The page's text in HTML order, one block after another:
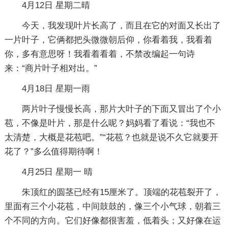
4月12日 星期二晴
今天，我发现叶片长高了，而且在它的对面又长出了
一片叶子，它俩都把头微微朝后仰，你看着我，我看着
你，多有意思呀！我看着看着，不禁改编起一句诗
来：“商片叶子相对出。”
4月18日 星期一雨
两片叶子慢慢长高，那片大叶子的下面又冒出了个小
苞，不像是叶片，那是什么呢？妈妈看了看说：“我也不
太清楚，大概是花苞吧。”“花苞？也就是说不久它就要开
花了？”多么值得期待啊！
4月25日 星期一 晴
朱顶红的圆茎已经有15厘米了。顶端的花苞裂开了，
里面有三个小花苞，中间鼓鼓的，像三个小气球，朝着三
个不同的方向。它们好像都很害羞，低着头；又好像在运